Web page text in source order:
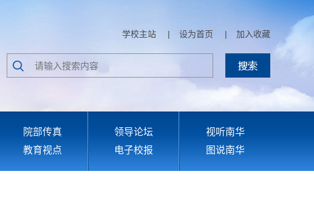
学校主站 | 设为首页 | 加入收藏
院部传真 领导论坛
视听南华
教育视点 电子校报 图说南华